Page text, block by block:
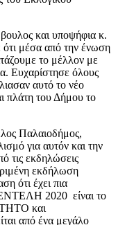
και υποψήφια κ.
μέσα από την ένωση
το μέλλον με
Ευχαρίστησε όλους
αυτό το νέο
πλάτη του Δήμου το
Παλαιοδήμος,
για αυτόν και την
τις εκδηλώσεις
εκδήλωση
ότι έχει πια
2020 είναι το
και
από ένα μεγάλο